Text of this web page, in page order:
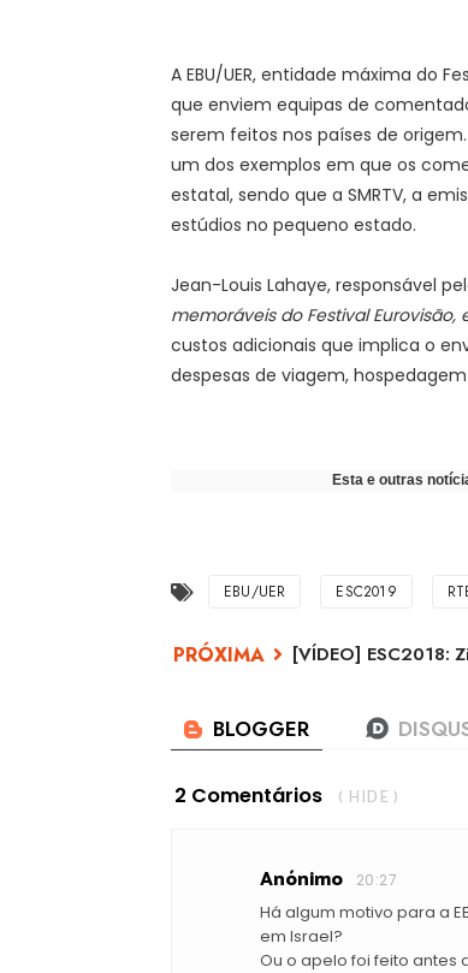
A EBU/UER, entidade máxima do
que enviem equipas de
serem feitos nos países de
um dos exemplos em que os
estatal, sendo que a SMRTV, a
estúdios no pequeno estado.
Jean-Louis Lahaye, responsável
memoráveis do Festival
custos adicionais que implica o
despesas de viagem,
Esta e outras
EBU/UER ESC2019
[VÍDEO] ESC2018:
2 Comentários ( HIDE )
Anónimo 20:27
Há algum motivo para a
em Israel?
Ou o apelo foi feito antes